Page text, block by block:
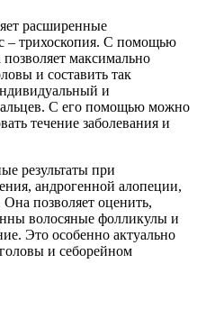
расширенные
– трихоскопия. С помощью
максимально
и составить так
и
С его помощью можно
течение заболевания и
результаты при
андрогенной алопеции,
позволяет оценить,
волосяные фолликулы и
Это особенно актуально
и себорейном